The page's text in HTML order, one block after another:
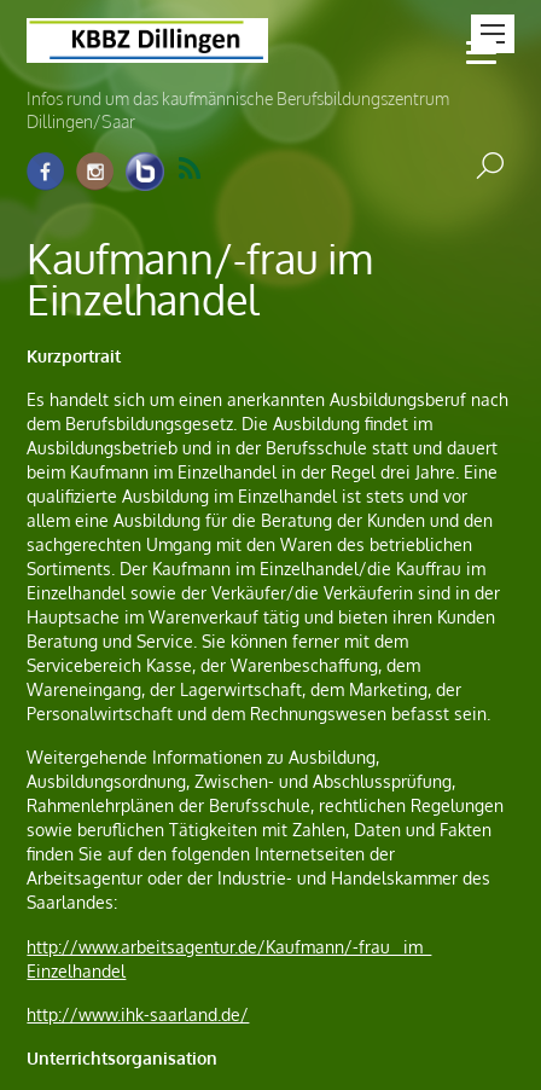
Infos rund um das kaufmännische Berufsbildungszentrum
Dillingen/Saar
Kaufmann/-frau im
Einzelhandel
Kurzportrait
Es handelt sich um einen anerkannten Ausbildungsberuf nach
dem Berufsbildungsgesetz. Die Ausbildung findet im
Ausbildungsbetrieb und in der Berufsschule statt und dauert
beim Kaufmann im Einzelhandel in der Regel drei Jahre. Eine
qualifizierte Ausbildung im Einzelhandel ist stets und vor
allem eine Ausbildung für die Beratung der Kunden und den
sachgerechten Umgang mit den Waren des betrieblichen
Sortiments. Der Kaufmann im Einzelhandel/die Kauffrau im
Einzelhandel sowie der Verkäufer/die Verkäuferin sind in der
Hauptsache im Warenverkauf tätig und bieten ihren Kunden
Beratung und Service. Sie können ferner mit dem
Servicebereich Kasse, der Warenbeschaffung, dem
Wareneingang, der Lagerwirtschaft, dem Marketing, der
Personalwirtschaft und dem Rechnungswesen befasst sein.
Weitergehende Informationen zu Ausbildung,
Ausbildungsordnung, Zwischen- und Abschlussprüfung,
Rahmenlehrplänen der Berufsschule, rechtlichen Regelungen
sowie beruflichen Tätigkeiten mit Zahlen, Daten und Fakten
finden Sie auf den folgenden Internetseiten der
Arbeitsagentur oder der Industrie- und Handelskammer des
Saarlandes:
http://www.arbeitsagentur.de/Kaufmann/-frau_ im_
Einzelhandel
http://www.ihk-saarland.de/
Unterrichtsorganisation